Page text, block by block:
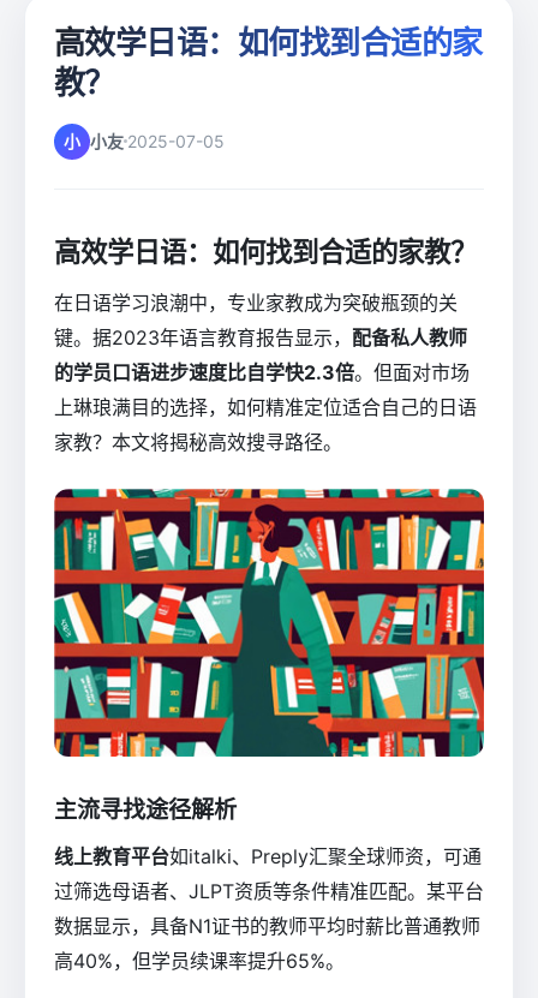
高效学日语：如何找到合适的家
教？
小 小友 2025-07-05
高效学日语：如何找到合适的家教？
在日语学习浪潮中，专业家教成为突破瓶颈的关
键。据2023年语言教育报告显示， 配备私人教师
的学员口语进步速度比自学快2.3倍。但面对市场
上琳琅满目的选择，如何精准定位适合自己的日语
家教？本文将揭秘高效搜寻路径。
主流寻找途径解析
线上教育平台如italki、Preply汇聚全球师资，可通
过筛选母语者、JLPT资质等条件精准匹配。某平台
数据显示，具备N1证书的教师平均时薪比普通教师
高40%，但学员续课率提升65%。